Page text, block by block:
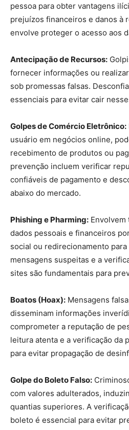
pessoa para obter vantagens
prejuízos financeiros e danos à
envolve proteger o acesso aos
Antecipação de Recursos:
fornecer informações ou
sob promessas falsas.
essenciais para evitar cair
Golpes de Comércio Eletrônico:
usuário em negócios online,
recebimento de produtos ou
prevenção incluem verificar
confiáveis de pagamento e
abaixo do mercado.
Phishing e Pharming:
dados pessoais e financeiros
social ou redirecionamento
mensagens suspeitas e a
sites são fundamentais para
Boatos (Hoax): Mensagens
disseminam informações
comprometer a reputação de
leitura atenta e a verificação da
para evitar propagação de
Golpe do Boleto Falso:
com valores adulterados,
quantias superiores. A
boleto é essencial para evitar